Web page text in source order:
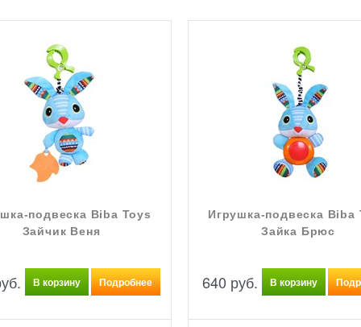
подвеска Biba Toys
Зайчик Веня
В корзину Подробнее
Игрушка-подвеска Biba
Зайка Брюс
640 руб. В корзину